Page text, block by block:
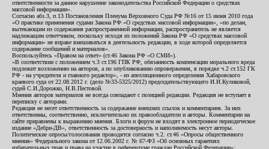
ответственности за данное нарушение законодательства Российской Федерации о средствах
массовой информации».
Согласно абз.3, п.13 Постановления Пленума Верховного Суда РФ №16 от 15 июня 2010 года
«О практике применения судами Закона РФ «О средствах массовой информации», «по делам,
вытекающим из содержания распространенной информации, распространитель не является
надлежащим ответчиком, поскольку исходя из положений Закона РФ «О средствах массовой
информации» не вправе вмешиваться в деятельность редакции, в ходе которой определяется
содержание сообщений и материалов».
Воспользуйтесь «Правом на ответ» (ст.46 Закона РФ «О СМИ»).
«В соответствии с положением ч.3 ст.196 ГПК РФ, обязанность компенсации морального вреда
подлежит возложению на авторов, а по опубликованию опровержения, в порядке ч.2 ст.152 ГК
РФ - на учредителя и главного редактор», - из апелляционного определения Хабаровского
краевого суда от 22.08.2012 г. (дело №33-5325/2012) председательствующего И.И.Куликовой,
судей С.И.Дорожко, Н.В.Пестовой.
Мнения авторов материалов не всегда совпадают с позицией редакции. Редакция не вступает в
переписку с авторами.
Редакция не несет ответственность за содержание внешних ссылок и комментариев. За них
ответственны, соответственно, исключительно их правообладатели и авторы. Комментарии на
сайте приравнены к выражению мнения. Блоги и форум не входят в электронное периодическое
издание «Дебри-ДВ», ответственность за достоверность и наполняемость несут авторы.
Политические опросы/голосования проводятся согласно ч.2. ст.46 «Опросы общественного
мнения» Федерального закона от 12.06.2002 г. № 67-ФЗ «Об основных гарантиях
избирательных прав и права на участие в референдуме граждан Российской Федерации»;